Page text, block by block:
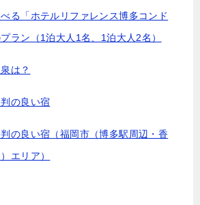
る「ホテルリファレンス博多コンド
ラン（1泊大人1名、1泊大人2名）
は？
の良い宿
の良い宿（福岡市（博多駅周辺・香
エリア）